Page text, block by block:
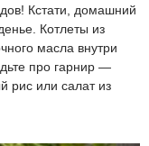
Кстати, домашний
Котлеты из
масла внутри
про гарнир —
рис или салат из